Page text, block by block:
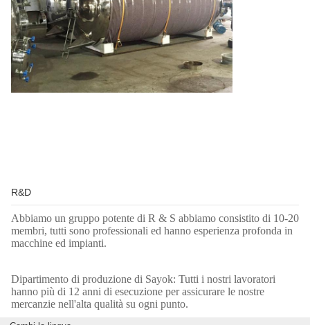
R&D
Abbiamo un gruppo potente di R & S abbiamo consistito di 10-20
membri, tutti sono professionali ed hanno esperienza profonda in
macchine ed impianti.
Dipartimento di produzione di Sayok: Tutti i nostri lavoratori
hanno più di 12 anni di esecuzione per assicurare le nostre
mercanzie nell'alta qualità su ogni punto.